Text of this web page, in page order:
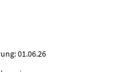
01.06.26